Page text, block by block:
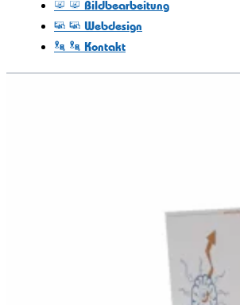
Bildbearbeitung
Webdesign
Kontakt